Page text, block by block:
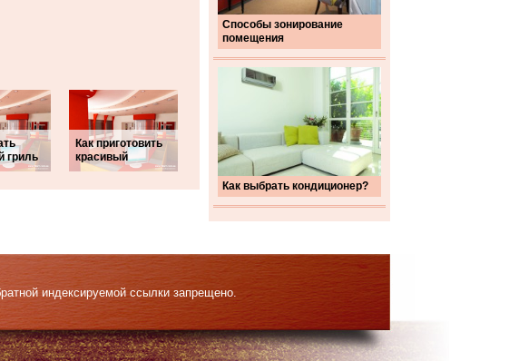
Способы зонирование
помещения
Как выбрать кондиционер?
гриль
Как приготовить
красивый
индексируемой ссылки запрещено.